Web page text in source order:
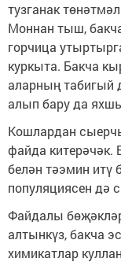
тузганак
Моннан тыш,
горчица
куркыта. Бакча
аларның табигый
алып бару да
Кошлардан
файда китерәчәк.
белән тәэмин
популяциясен дә
Файдалы
алтынкүз, бакча
химикатлар